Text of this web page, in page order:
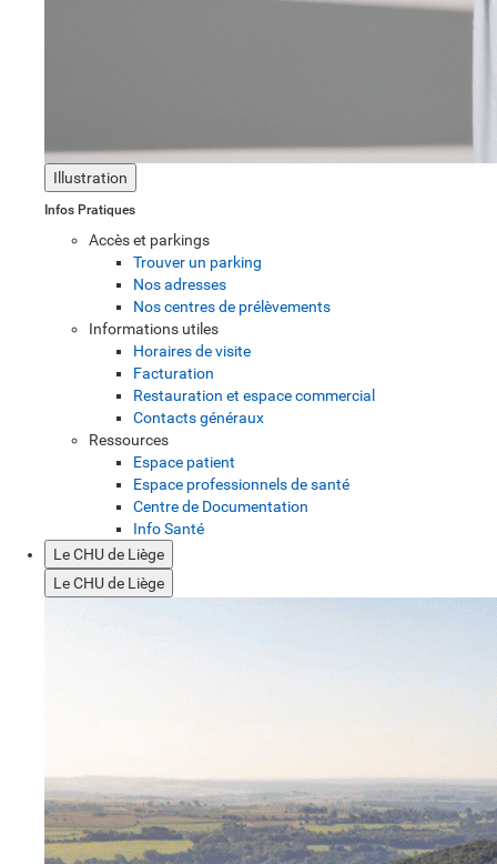
Illustration
Infos Pratiques
Accès et parkings
Trouver un parking
Nos adresses
Nos centres de prélèvements
Informations utiles
Horaires de visite
Facturation
Restauration et espace commercial
Contacts généraux
Ressources
Espace patient
Espace professionnels de santé
Centre de Documentation
Info Santé
Le CHU de Liège
Le CHU de Liège